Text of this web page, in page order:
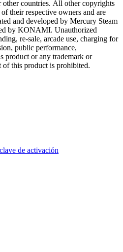
countries. All other copyrights
their respective owners and are
and developed by Mercury Steam
by KONAMI. Unauthorized
re-sale, arcade use, charging for
public performance,
product or any trademark or
this product is prohibited.
clave de activación